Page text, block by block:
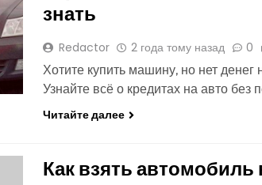
знать
Redactor 2 года тому назад 0
Хотите купить машину, но нет
Узнайте всё о кредитах на авто без
Читайте далее
Как взять автомобиль